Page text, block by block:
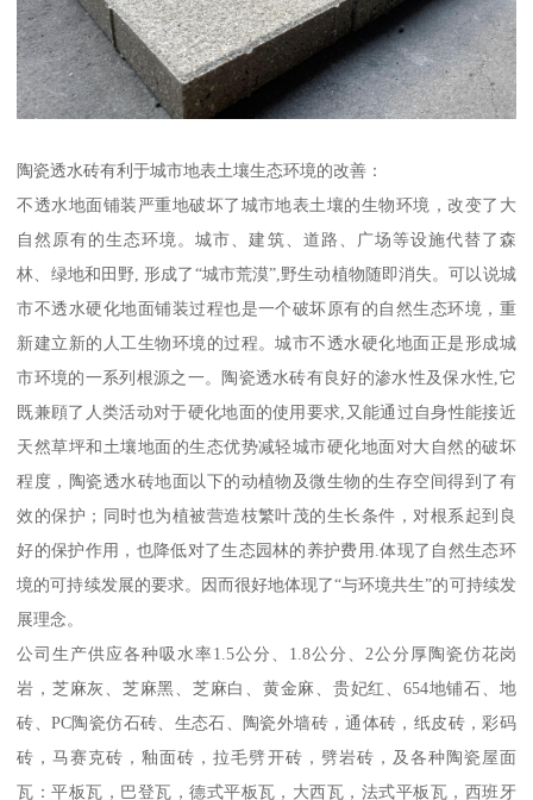
陶瓷透水砖有利于城市地表土壤生态环境的改善：
不透水地面铺装严重地破坏了城市地表土壤的生物环境，改变了大
自然原有的生态环境。城市、建筑、道路、广场等设施代替了森
林、绿地和田野, 形成了“城市荒漠”,野生动植物随即消失。可以说城
市不透水硬化地面铺装过程也是一个破坏原有的自然生态环境，重
新建立新的人工生物环境的过程。城市不透水硬化地面正是形成城
市环境的一系列根源之一。陶瓷透水砖有良好的渗水性及保水性,它
既兼頋了人类活动对于硬化地面的使用要求,又能通过自身性能接近
天然草坪和土壤地面的生态优势减轻城市硬化地面对大自然的破坏
程度，陶瓷透水砖地面以下的动植物及微生物的生存空间得到了有
效的保护；同时也为植被营造枝繁叶茂的生长条件，对根系起到良
好的保护作用，也降低对了生态园林的养护费用.体现了自然生态环
境的可持续发展的要求。因而很好地体现了“与环境共生”的可持续发
展理念。
公司生产供应各种吸水率1.5公分、1.8公分、2公分厚陶瓷仿花岗
岩，芝麻灰、芝麻黑、芝麻白、黄金麻、贵妃红、654地铺石、地
砖、PC陶瓷仿石砖、生态石、陶瓷外墙砖，通体砖，纸皮砖，彩码
砖，马赛克砖，釉面砖，拉毛劈开砖，劈岩砖，及各种陶瓷屋面
瓦：平板瓦，巴登瓦，德式平板瓦，大西瓦，法式平板瓦，西班牙